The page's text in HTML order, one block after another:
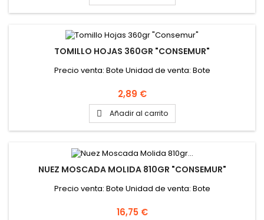
TOMILLO HOJAS 360GR "CONSEMUR"
Precio venta: Bote Unidad de venta: Bote
Precio
2,89 €
 Añadir al carrito
NUEZ MOSCADA MOLIDA 810GR "CONSEMUR"
Precio venta: Bote Unidad de venta: Bote
Precio
16,75 €